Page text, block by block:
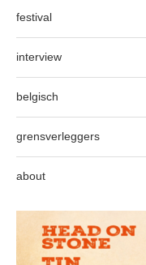
festival
interview
belgisch
grensverleggers
about